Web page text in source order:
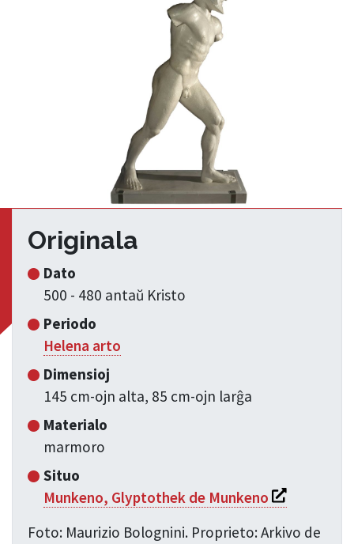
Originala
Dato
500 - 480 antaŭ Kristo
Periodo
Helena arto
Dimensioj
145 cm-ojn alta, 85 cm-ojn larĝa
Materialo
marmoro
Situo
Munkeno, Glyptothek de Munkeno Si apre in
Foto: Maurizio Bolognini. Proprieto: Arkivo de